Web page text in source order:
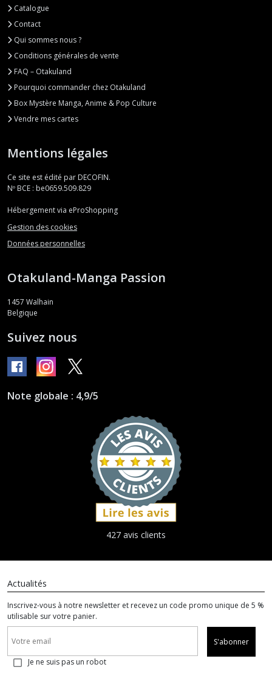
Catalogue
Contact
Qui sommes nous ?
Conditions générales de vente
FAQ – Otakuland
Pourquoi commander chez Otakuland
Box Mystère Manga, Anime & Pop Culture
Vendre mes cartes
Mentions légales
Ce site est édité par DECOFIN.
Nº BCE : be0659.509.829
Hébergement via eProShopping
Gestion des cookies
Données personnelles
Otakuland-Manga Passion
1457 Walhain
Belgique
Suivez nous
Note globale : 4,9/5
427 avis clients
Actualités
Inscrivez-vous à notre newsletter et recevez un code promo unique de 5 %
utilisable sur votre panier.
S'abonner
Je ne suis pas un robot